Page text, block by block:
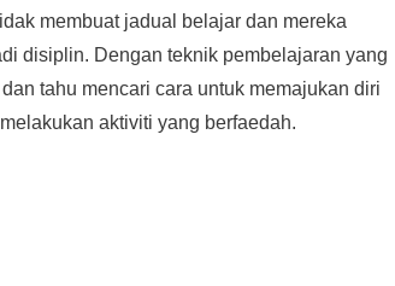
membuat jadual belajar dan mereka
disiplin. Dengan teknik pembelajaran yang
tahu mencari cara untuk memajukan diri
aktiviti yang berfaedah.